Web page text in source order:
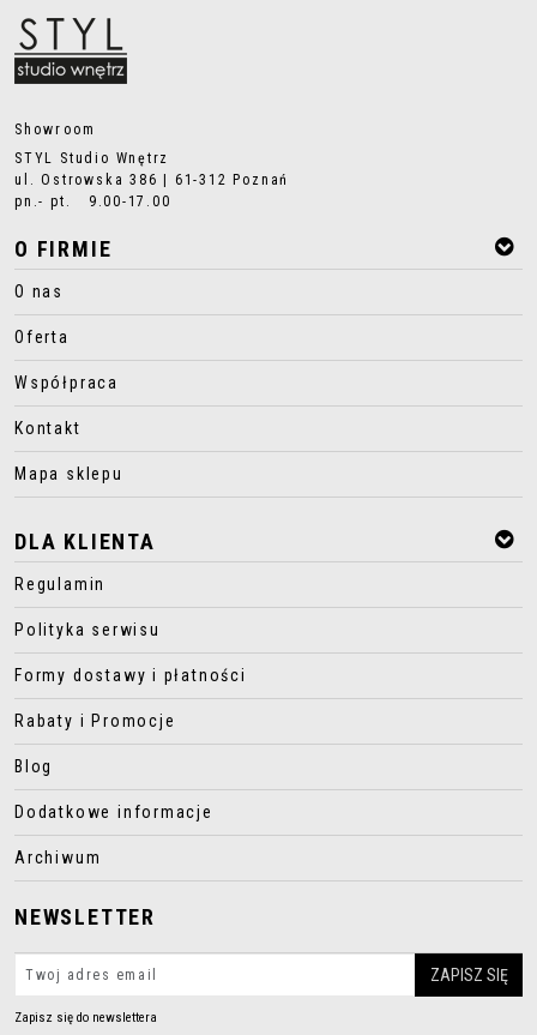
Showroom
STYL Studio Wnętrz
ul. Ostrowska 386 | 61-312 Poznań
pn.- pt. 9.00-17.00
O FIRMIE
O nas
Oferta
Współpraca
Kontakt
Mapa sklepu
DLA KLIENTA
Regulamin
Polityka serwisu
Formy dostawy i płatności
Rabaty i Promocje
Blog
Dodatkowe informacje
Archiwum
NEWSLETTER
Zapisz się do newslettera